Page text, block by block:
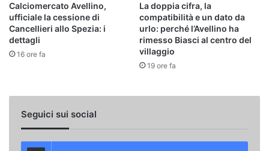
Calciomercato Avellino,
ufficiale la cessione di
Cancellieri allo Spezia: i
dettagli
16 ore fa
La doppia cifra, la
compatibilità e un dato da
urlo: perché l’Avellino ha
rimesso Biasci al centro del
villaggio
19 ore fa
Seguici sui social